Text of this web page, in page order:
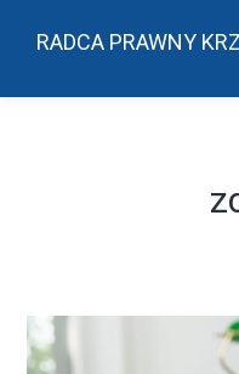
RADCA PRAWNY